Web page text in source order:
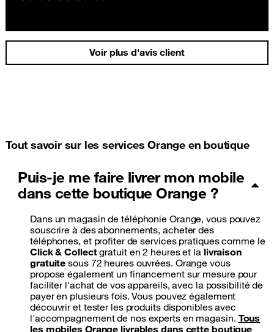
Voir plus d'avis client
Tout savoir sur les services Orange en boutique
Puis-je me faire livrer mon mobile
dans cette boutique Orange ?
Dans un magasin de téléphonie Orange, vous pouvez
souscrire à des abonnements, acheter des
téléphones, et profiter de services pratiques comme le
Click & Collectgratuit en 2 heures et la livraison
gratuite sous 72 heures ouvrées. Orange vous
propose également un financement sur mesure pour
faciliter l'achat de vos appareils, avec la possibilité de
payer en plusieurs fois. Vous pouvez également
découvrir et tester les produits disponibles avec
l'accompagnement de nos experts en magasin. Tous
les mobiles Orange livrables dans cette boutique